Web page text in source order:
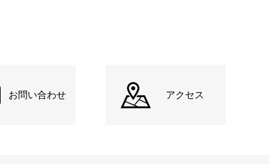
お問い合わせ アクセス